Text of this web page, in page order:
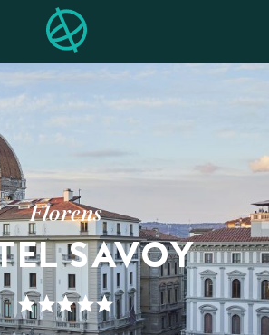
Florens
SAVOY